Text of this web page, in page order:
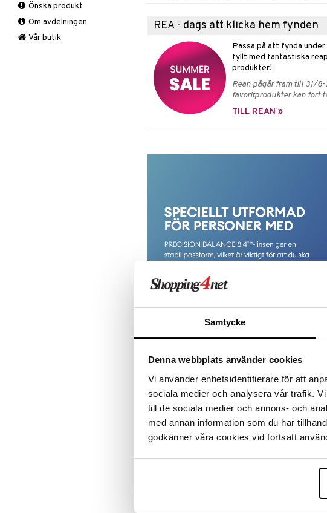
Samtycke
Denna webbplats använder cookies
Vi använder enhetsidentifierare för att
sociala medier och analysera vår trafik.
till de sociala medier och annons- och
med annan information som du har
godkänner våra cookies vid fortsatt
REA - dags att klicka hem fynden
Passa på att fynda
fyllt med fantastiska
produkter!
Rean pågår fram till 31/
favoritprodukter kan fort
TILL REAN »
Önska produkt
Om avdelningen
Vår butik